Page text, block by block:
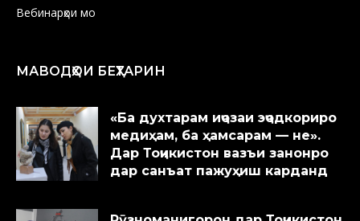
Вебинарҳои мо
МАВОДҲОИ БЕҲТАРИН
«Ба духтарам иҷозаи эҷодкориро
медиҳам, ба ҳамсарам — не».
Дар Тоҷикистон вазъи занонро
дар санъат пажуҳиш карданд